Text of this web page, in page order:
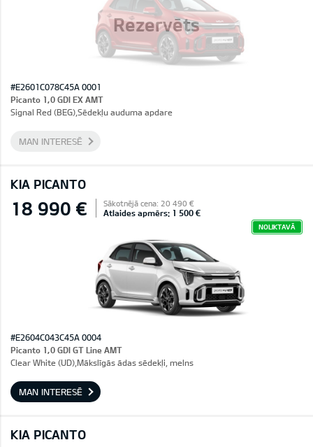
Rezervēts
#E2601C078C45A 0001
Picanto 1,0 GDI EX AMT
Signal Red (BEG),Sēdekļu auduma apdare
MAN INTERESĒ
KIA PICANTO
18 990 € Sākotnējā cena: 20 490 €
Atlaides apmērs: 1 500 €
NOLIKTAVĀ
#E2604C043C45A 0004
Picanto 1,0 GDI GT Line AMT
Clear White (UD),Mākslīgās ādas sēdekļi, melns
MAN INTERESĒ
KIA PICANTO